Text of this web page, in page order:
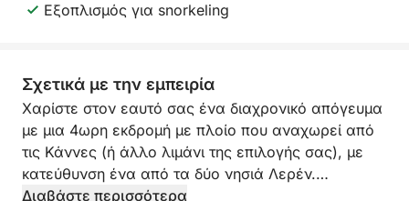
Εξοπλισμός για snorkeling
Σχετικά με την εμπειρία
Χαρίστε στον εαυτό σας ένα διαχρονικό απόγευμα
με μια 4ωρη εκδρομή με πλοίο που αναχωρεί από
τις Κάννες (ή άλλο λιμάνι της επιλογής σας), με
κατεύθυνση ένα από τα δύο νησιά Λερέν.
Διαβάστε περισσότερα